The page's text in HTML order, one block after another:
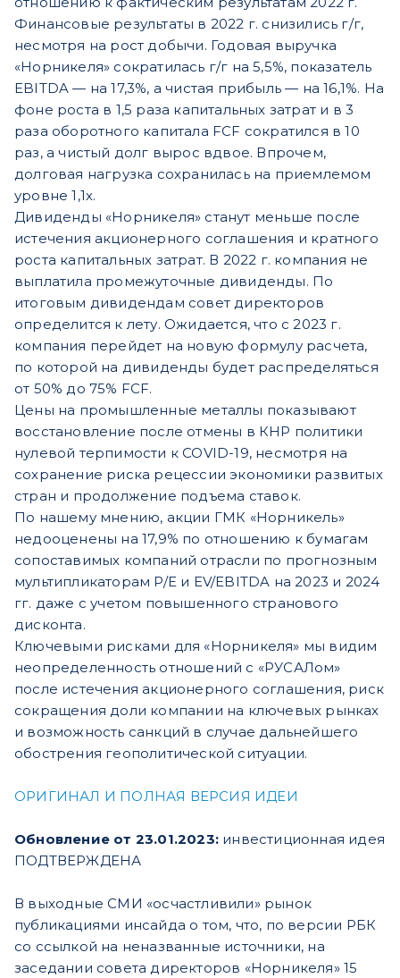
Финансовые результаты в 2022 г. снизились г/г,
несмотря на рост добычи. Годовая выручка
«Норникеля» сократилась г/г на 5,5%, показатель
EBITDA — на 17,3%, а чистая прибыль — на 16,1%. На
фоне роста в 1,5 раза капитальных затрат и в 3
раза оборотного капитала FCF сократился в 10
раз, а чистый долг вырос вдвое. Впрочем,
долговая нагрузка сохранилась на приемлемом
уровне 1,1х.
Дивиденды «Норникеля» станут меньше после
истечения акционерного соглашения и кратного
роста капитальных затрат. В 2022 г. компания не
выплатила промежуточные дивиденды. По
итоговым дивидендам совет директоров
определится к лету. Ожидается, что с 2023 г.
компания перейдет на новую формулу расчета,
по которой на дивиденды будет распределяться
от 50% до 75% FCF.
Цены на промышленные металлы показывают
восстановление после отмены в КНР политики
нулевой терпимости к COVID-19, несмотря на
сохранение риска рецессии экономики развитых
стран и продолжение подъема ставок.
По нашему мнению, акции ГМК «Норникель»
недооценены на 17,9% по отношению к бумагам
сопоставимых компаний отрасли по прогнозным
мультипликаторам P/E и EV/EBITDA на 2023 и 2024
гг. даже с учетом повышенного странового
дисконта.
Ключевыми рисками для «Норникеля» мы видим
неопределенность отношений с «РУСАЛом»
после истечения акционерного соглашения, риск
сокращения доли компании на ключевых рынках
и возможность санкций в случае дальнейшего
обострения геополитической ситуации.
ОРИГИНАЛ И ПОЛНАЯ ВЕРСИЯ ИДЕИ
Обновление от 23.01.2023: инвестиционная идея
ПОДТВЕРЖДЕНА
В выходные СМИ «осчастливили» рынок
публикациями инсайда о том, что, по версии РБК
со ссылкой на неназванные источники, на
заседании совета директоров «Норникеля» 15